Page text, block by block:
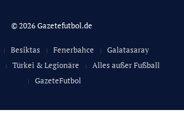
© 2026 Gazetefutbol.de
Besiktas Fenerbahce
Galatasaray
Türkei & Legionäre
Alles außer Fußball
GazeteFutbol